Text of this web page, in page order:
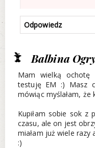
Odpowiedz
Balbina
Mam wielką ochotę
testuję EM :) Masz
mówiąc myślałam, że
Kupiłam sobie sok z
czasu, ale on jest
miałam już wiele razy
:)